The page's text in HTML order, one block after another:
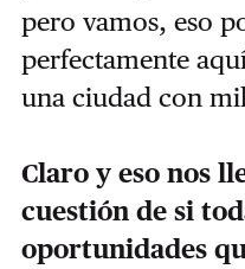
pero vamos, eso
perfectamente
una ciudad con
Claro y eso nos
cuestión de si
oportunidades